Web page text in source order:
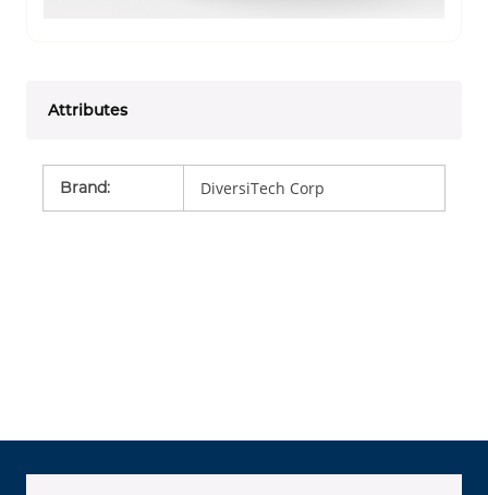
Attributes
Brand: DiversiTech Corp